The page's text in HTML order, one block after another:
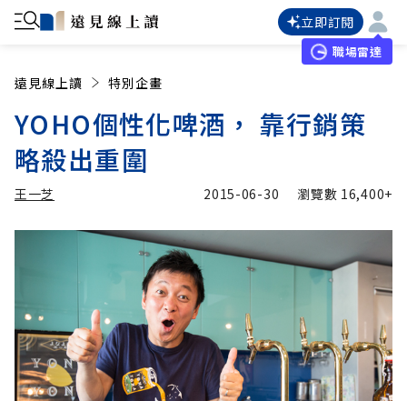
立即訂閱
職場雷達
遠見線上讀 特別企畫
YOHO個性化啤酒， 靠行銷策
略殺出重圍
王一芝
王一芝 加入追蹤
2015-06-30 瀏覽數 16,400+